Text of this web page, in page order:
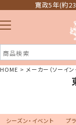
寛政5年(約
HOME メーカー（ソーイン
シーズン・イベント プ